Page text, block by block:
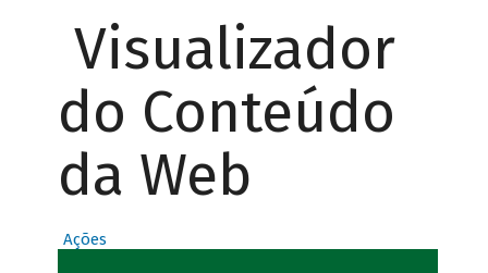
Visualizador
do Conteúdo
da Web
Ações